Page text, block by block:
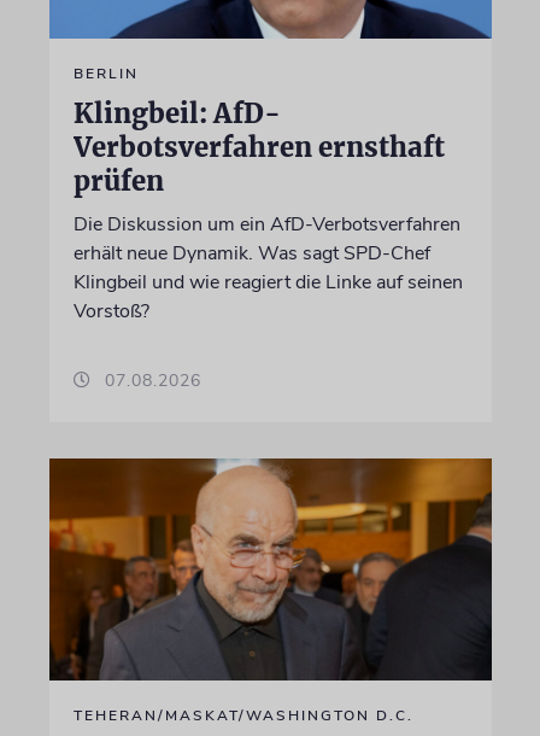
BERLIN
Klingbeil: AfD-
Verbotsverfahren ernsthaft
prüfen
Die Diskussion um ein AfD-Verbotsverfahren
erhält neue Dynamik. Was sagt SPD-Chef
Klingbeil und wie reagiert die Linke auf seinen
Vorstoß?
07.08.2026
TEHERAN/MASKAT/WASHINGTON D.C.